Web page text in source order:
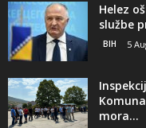
Helez
službe
BIH 5
mora...